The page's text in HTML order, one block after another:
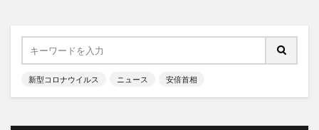
新型コロナウイルス ニュース 安倍首相